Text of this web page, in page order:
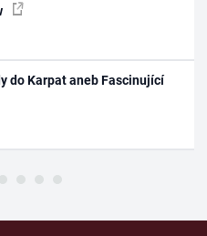
do Karpat aneb Fascinující